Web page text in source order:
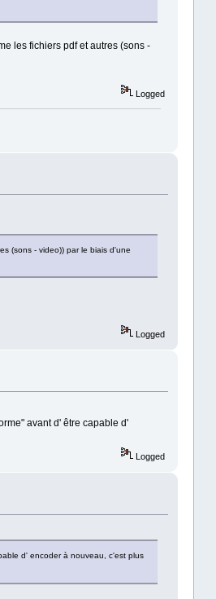
les fichiers pdf et autres (sons -
Logged
(sons - video)) par le biais d'une
Logged
avant d' être capable d'
Logged
d' encoder à nouveau, c'est plus